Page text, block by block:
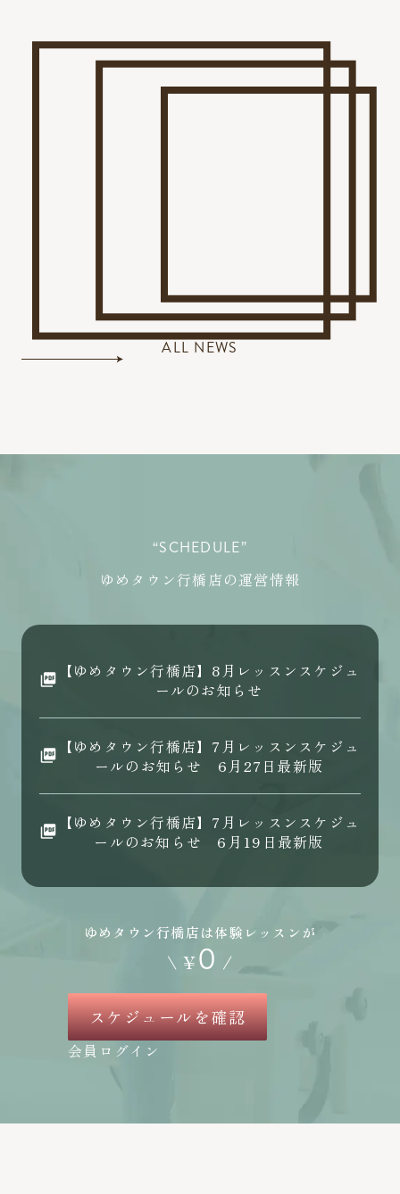
ALL NEWS
“SCHEDULE”
ゆめタウン行橋店の運営情報
【ゆめタウン行橋店】8月レッスンスケジュ
ールのお知らせ
【ゆめタウン行橋店】7月レッスンスケジュ
ールのお知らせ 6月27日最新版
【ゆめタウン行橋店】7月レッスンスケジュ
ールのお知らせ 6月19日最新版
ゆめタウン行橋店は体験レッスンが
\¥0 /
スケジュールを確認
会員ログイン